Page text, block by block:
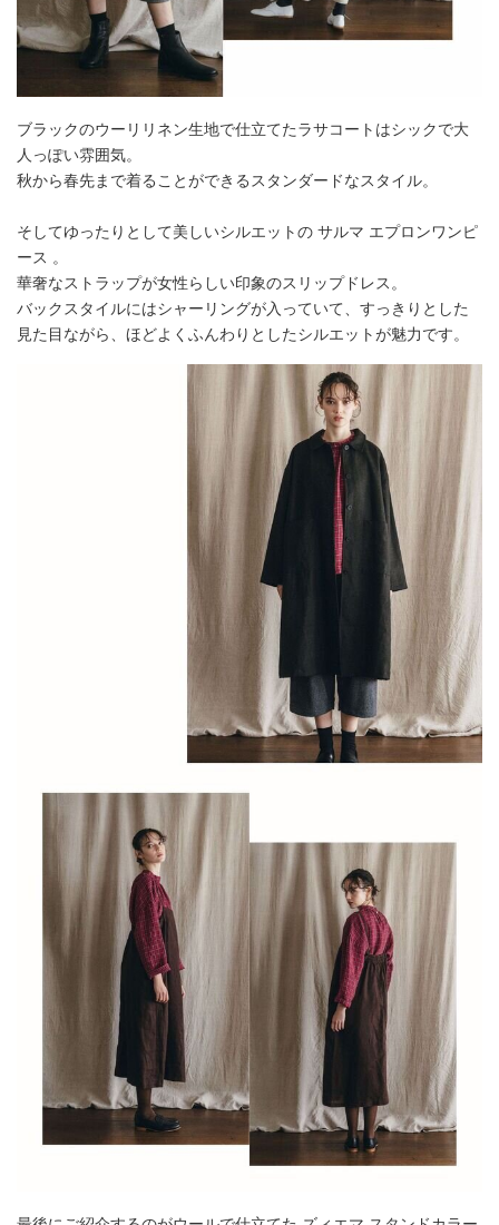
ブラックのウーリリネン生地で仕立てたラサコートはシックで大
人っぽい雰囲気。
秋から春先まで着ることができるスタンダードなスタイル。
そしてゆったりとして美しいシルエットの サルマ エプロンワンピ
ース 。
華奢なストラップが女性らしい印象のスリップドレス。
バックスタイルにはシャーリングが入っていて、すっきりとした
見た目ながら、ほどよくふんわりとしたシルエットが魅力です。